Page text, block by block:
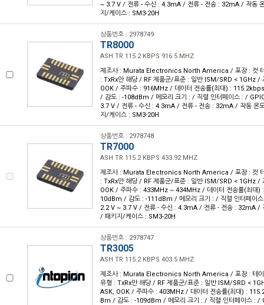
~ 3.7 V / 전류 - 수신 : 4.3mA / 전류 - 전송 : 32mA / 작동
지/케이스 : SM3-20H
상품번호 : 2978749
TR8000
ASH TR 115.2 KBPS 916.5 MHZ
제조사 : Murata Electronics North America / 포장 : 컷
: TxRx만 해당 / RF 제품군/표준 : 일반 ISM/SRD < 1GHz /
OOK / 주파수 : 916MHz / 데이터 전송률(최대) :
/ 감도 : -108dBm / 메모리 크기 : / 직렬 인터페이스 : /
3.7 V / 전류 - 수신 : 4.3mA / 전류 - 전송 : 32mA / 작동 온
지/케이스 : SM3-20H
상품번호 : 2978748
TR7000
ASH TR 115.2 KBPS 433.92 MHZ
제조사 : Murata Electronics North America / 포장 : 컷
: TxRx만 해당 / RF 제품군/표준 : 일반 ISM/SRD < 1GHz /
OOK / 주파수 : 433MHz ~ 434MHz / 데이터 전송률(최대
10dBm / 감도 : -111dBm / 메모리 크기 : / 직렬 인터페이
2.2 V ~ 3.7 V / 전류 - 수신 : 4.3mA / 전류 - 전송 : 32mA /
/ 패키지/케이스 : SM3-20H
상품번호 : 2978747
TR3005
ASH TR 115.2 KBPS 403.5 MHZ
제조사 : Murata Electronics North America / 포장 : 테
유형 : TxRx만 해당 / RF 제품군/표준 : 일반 ISM/SRD <
ASK, OOK / 주파수 : 403MHz / 데이터 전송률(최대) :
Bm / 감도 : -109dBm / 메모리 크기 : / 직렬 인터페이스 : /